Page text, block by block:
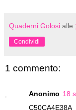
Quaderni Golosi alle
Condividi
1 commento:
Anonimo 18
C50CA4E38A